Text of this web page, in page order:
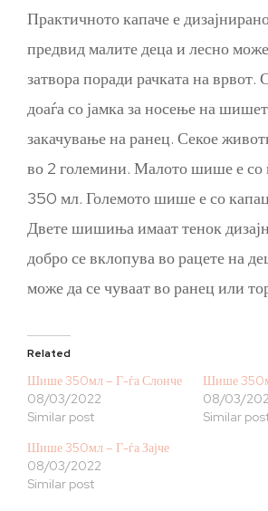
Практичното капаче е
предвид малите деца и лесно
затвора поради рачката на
доаѓа со јамка за носење на
закачување на ранец. Секое
во 2 големини. Малото шише е со
350 мл. Големото шише е со
Двете шишиња имаат тенок
добро се вклопува во рацете на
може да се чуваат во ранец или
Related
Шише 350мл – Г-ѓа Слонче
08/03/2022
Similar post
Шише
08/03/
Similar
Шише 350мл – Г-ѓа Зајче
08/03/2022
Similar post